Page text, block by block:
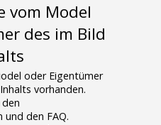
vom Model
des im Bild
oder Eigentümer
vorhanden.
den FAQ.